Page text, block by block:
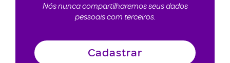
Nós nunca compartilharemos seus dados
pessoais com terceiros.